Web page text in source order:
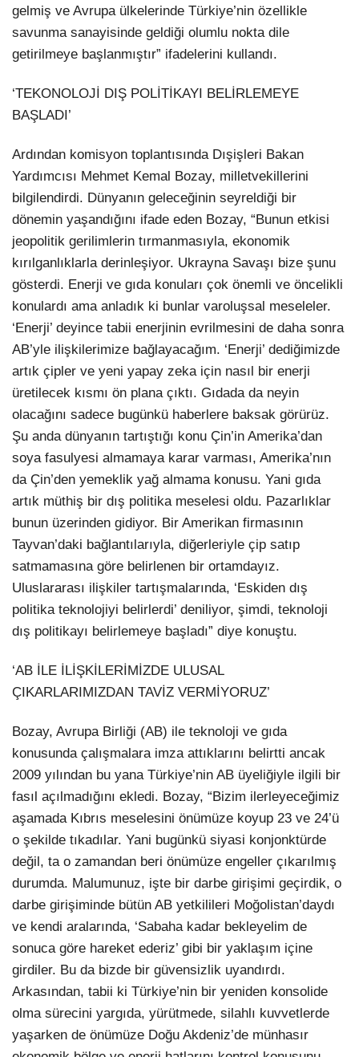
gelmiş ve Avrupa ülkelerinde Türkiye’nin özellikle
savunma sanayisinde geldiği olumlu nokta dile
getirilmeye başlanmıştır” ifadelerini kullandı.
‘TEKONOLOJİ DIŞ POLİTİKAYI BELİRLEMEYE
BAŞLADI’
Ardından komisyon toplantısında Dışişleri Bakan
Yardımcısı Mehmet Kemal Bozay, milletvekillerini
bilgilendirdi. Dünyanın geleceğinin seyreldiği bir
dönemin yaşandığını ifade eden Bozay, “Bunun etkisi
jeopolitik gerilimlerin tırmanmasıyla, ekonomik
kırılganlıklarla derinleşiyor. Ukrayna Savaşı bize şunu
gösterdi. Enerji ve gıda konuları çok önemli ve öncelikli
konulardı ama anladık ki bunlar varoluşsal meseleler.
‘Enerji’ deyince tabii enerjinin evrilmesini de daha sonra
AB’yle ilişkilerimize bağlayacağım. ‘Enerji’ dediğimizde
artık çipler ve yeni yapay zeka için nasıl bir enerji
üretilecek kısmı ön plana çıktı. Gıdada da neyin
olacağını sadece bugünkü haberlere baksak görürüz.
Şu anda dünyanın tartıştığı konu Çin’in Amerika’dan
soya fasulyesi almamaya karar varması, Amerika’nın
da Çin’den yemeklik yağ almama konusu. Yani gıda
artık müthiş bir dış politika meselesi oldu. Pazarlıklar
bunun üzerinden gidiyor. Bir Amerikan firmasının
Tayvan’daki bağlantılarıyla, diğerleriyle çip satıp
satmamasına göre belirlenen bir ortamdayız.
Uluslararası ilişkiler tartışmalarında, ‘Eskiden dış
politika teknolojiyi belirlerdi’ deniliyor, şimdi, teknoloji
dış politikayı belirlemeye başladı” diye konuştu.
‘AB İLE İLİŞKİLERİMİZDE ULUSAL
ÇIKARLARIMIZDAN TAVİZ VERMİYORUZ’
Bozay, Avrupa Birliği (AB) ile teknoloji ve gıda
konusunda çalışmalara imza attıklarını belirtti ancak
2009 yılından bu yana Türkiye’nin AB üyeliğiyle ilgili bir
fasıl açılmadığını ekledi. Bozay, “Bizim ilerleyeceğimiz
aşamada Kıbrıs meselesini önümüze koyup 23 ve 24’ü
o şekilde tıkadılar. Yani bugünkü siyasi konjonktürde
değil, ta o zamandan beri önümüze engeller çıkarılmış
durumda. Malumunuz, işte bir darbe girişimi geçirdik, o
darbe girişiminde bütün AB yetkilileri Moğolistan’daydı
ve kendi aralarında, ‘Sabaha kadar bekleyelim de
sonuca göre hareket ederiz’ gibi bir yaklaşım içine
girdiler. Bu da bizde bir güvensizlik uyandırdı.
Arkasından, tabii ki Türkiye’nin bir yeniden konsolide
olma sürecini yargıda, yürütmede, silahlı kuvvetlerde
yaşarken de önümüze Doğu Akdeniz’de münhasır